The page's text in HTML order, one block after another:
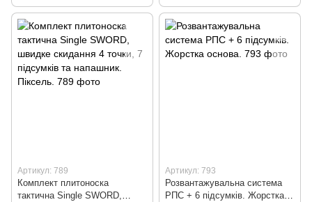
Мультікам.
Артикул: 789
Комплект плитоноска
тактична Single SWORD,
Артикул: 793
Розвантажувальна система
РПС + 6 підсумків. Жорстка